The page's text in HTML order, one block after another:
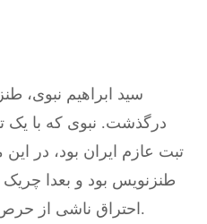
درگذشت. نبوی که با یک
تبت عازم ایران بود، در
طنزنویس بود و بعدا
احتراق ناشی از حرص و جوش زیاد ارزیابی کردند.